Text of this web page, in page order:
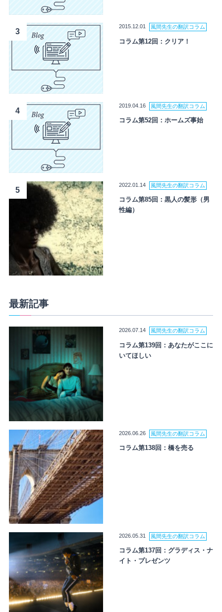
3
2015.12.01 風間先生の翻訳コラム
コラム第12回：クリア！
4
2019.04.16 風間先生の翻訳コラム
コラム第52回：ホームズ事始
5
2022.01.14 風間先生の翻訳コラム
コラム第85回：黒人の髪形（男
性編）
最新記事
2026.07.14 風間先生の翻訳コラム
コラム第139回：あなたがここに
いてほしい
2026.06.26 風間先生の翻訳コラム
コラム第138回：橋を売る
2026.05.31 風間先生の翻訳コラム
コラム第137回：グラディス・ナ
イト・プレゼンツ